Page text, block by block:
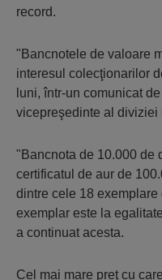
record.
"Bancnotele de valoare
interesul colecţionarilor
luni, într-un comunicat
vicepreşedinte al diviziei
"Bancnota de 10.000 de
certificatul de aur de
dintre cele 18
exemplar este la
a continuat acesta.
Cel mai mare preţ cu